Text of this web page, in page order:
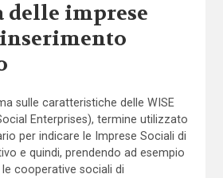
delle imprese
sulle caratteristiche delle WISE
Enterprises), termine utilizzato
per indicare le Imprese Sociali di
e quindi, prendendo ad esempio
cooperative sociali di